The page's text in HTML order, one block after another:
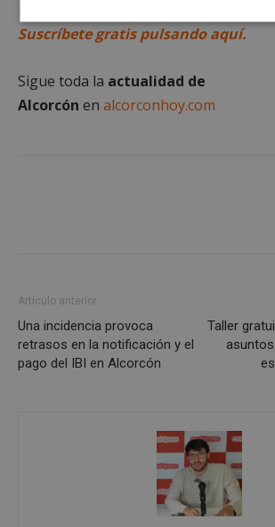
través del canal de Telegram de
Suscríbete gratis pulsando aquí.
Sigue toda la actualidad de
Alcorcón en alcorconhoy.com
Artículo anterior
Una incidencia provoca
retrasos en la notificación y el
pago del IBI en Alcorcón
Taller
Cookies
estrictamente
Cookies estrictamente
Cookies de rendimiento
Cookies no clasificadas
Las cookies estrictamente necesarias
funcionalidad principal del sitio web,
inicio de sesión de usuario y la gestión de
El sitio web no se puede utilizar
las cookies estrictamente necesarias.